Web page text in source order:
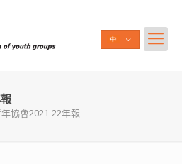
協會2021-22年報